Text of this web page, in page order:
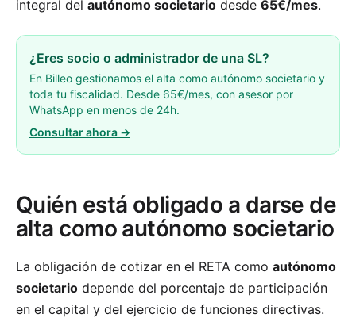
integral del autónomo societario desde 65€/mes.
¿Eres socio o administrador de una SL?
En Billeo gestionamos el alta como autónomo societario y
toda tu fiscalidad. Desde 65€/mes, con asesor por
WhatsApp en menos de 24h.
Consultar ahora →
Quién está obligado a darse de
alta como autónomo societario
La obligación de cotizar en el RETA como autónomo
societario depende del porcentaje de participación
en el capital y del ejercicio de funciones directivas.